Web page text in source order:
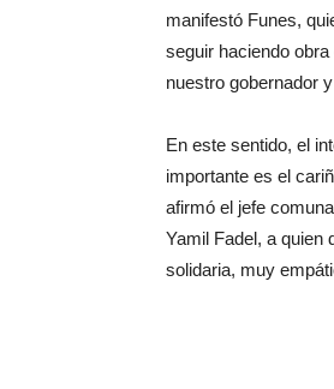
manifestó Funes,
seguir haciendo
nuestro gobernador
En este sentido, el
importante es el
afirmó el jefe
Yamil Fadel, a quien
solidaria, muy